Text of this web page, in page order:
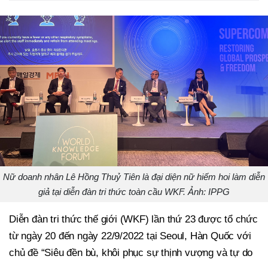
Nữ doanh nhân Lê Hồng Thuỷ Tiên là đại diện nữ hiếm hoi làm diễn
giả tại diễn đàn tri thức toàn cầu WKF. Ảnh: IPPG
Diễn đàn tri thức thế giới (WKF) lần thứ 23 được tổ chức
từ ngày 20 đến ngày 22/9/2022 tại Seoul, Hàn Quốc với
chủ đề “Siêu đền bù, khôi phục sự thịnh vượng và tự do